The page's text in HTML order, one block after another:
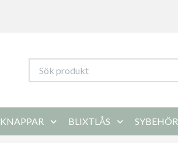
KNAPPAR BLIXTLÅS SYBEHÖR